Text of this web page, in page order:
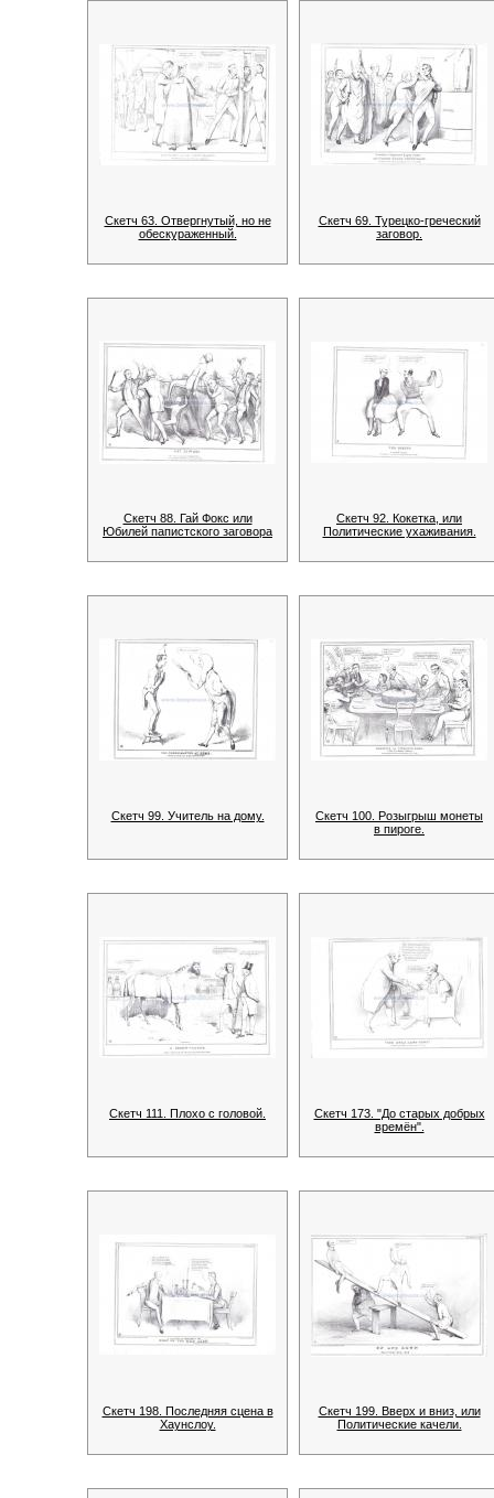
Скетч 63. Отвергнутый, но не
обескураженный.
Скетч 69. Турецко-греческий
заговор.
Скетч 88. Гай Фокс или
Юбилей папистского заговора
Скетч 92. Кокетка, или
Политические ухаживания.
Скетч 99. Учитель на дому.
Скетч 100. Розыгрыш монеты
в пироге.
Скетч 111. Плохо с головой.
Скетч 173. "До старых добрых
времён".
Скетч 198. Последняя сцена в
Хаунслоу.
Скетч 199. Вверх и вниз, или
Политические качели.